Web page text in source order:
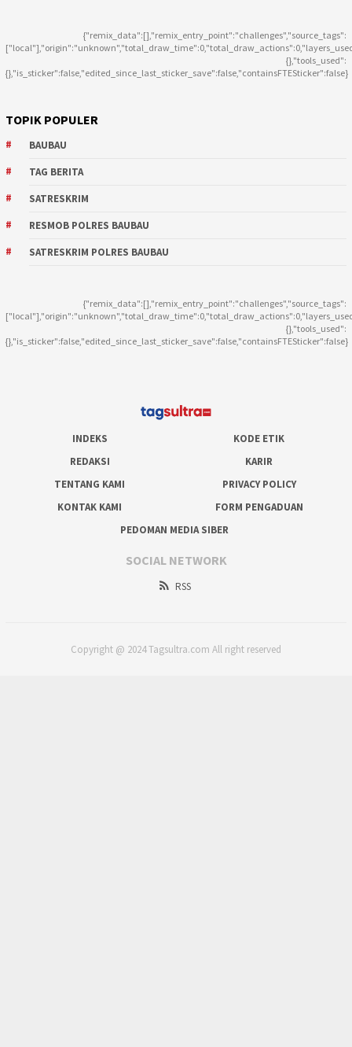
{"remix_data":[],"remix_entry_point":"challenges","source_tags":
{},"tools_used":
{},"is_sticker":false,"edited_since_last_sticker_save":false,"containsFTESticker":false}
TOPIK POPULER
BAUBAU
TAG BERITA
SATRESKRIM
RESMOB POLRES BAUBAU
SATRESKRIM POLRES BAUBAU
{"remix_data":[],"remix_entry_point":"challenges","source_tags":
{},"tools_used":
{},"is_sticker":false,"edited_since_last_sticker_save":false,"containsFTESticker":false}
INDEKS
KODE ETIK
REDAKSI
KARIR
TENTANG KAMI
PRIVACY POLICY
KONTAK KAMI
FORM PENGADUAN
PEDOMAN MEDIA SIBER
SOCIAL NETWORK
RSS
Copyright @ 2024 Tagsultra.com All right reserved